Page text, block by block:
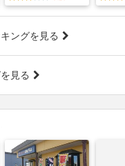
ングを見る
見る